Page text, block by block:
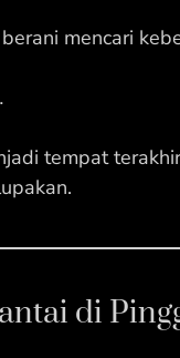
mencari
tempat
di